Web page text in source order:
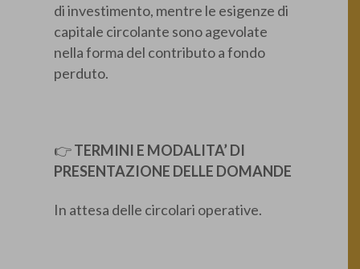
di investimento, mentre le esigenze di
capitale circolante sono agevolate
nella forma del contributo a fondo
perduto.
👉TERMINI E MODALITA’ DI
PRESENTAZIONE DELLE DOMANDE
In attesa delle circolari operative.